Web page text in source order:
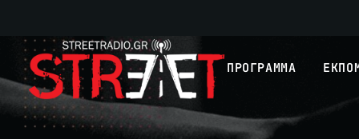
ΠΡΟΓΡΑΜΜΑ